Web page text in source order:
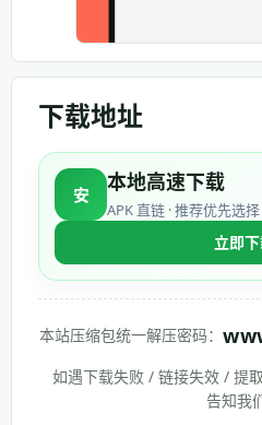
下载地址
安 本地高速下载
APK 直链 · 推荐优先选择
立即
本站压缩包统一解压密码：
如遇下载失败 / 链接失效 / 提
告知我